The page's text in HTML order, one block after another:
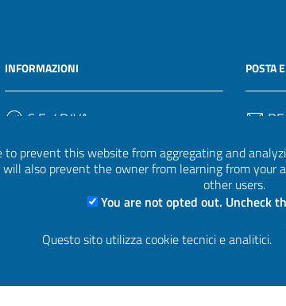
to prevent this website from aggregating and
will also prevent the owner from learning from your
other users.
You are not opted out. Uncheck
Questo sito utilizza cookie tecnici e analitici.
INFORMAZIONI
C.F. / P.IVA
POSTA